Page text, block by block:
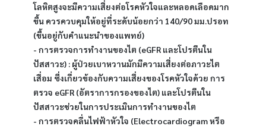
โลหิตสูงจะมีความเสี่ยงต่อโรคหัวใจและหลอดเลือดมาก
ขึ้น ควรควบคุมให้อยู่ที่ระดับน้อยกว่า 140/90 มม.ปรอท
(ขึ้นอยู่กับคำแนะนำของแพทย์)
- การตรวจการทำงานของไต (eGFR และโปรตีนใน
ปัสสาวะ) : ผู้ป่วยเบาหวานมักมีความเสี่ยงต่อภาวะไต
เสื่อม ซึ่งเกี่ยวข้องกับความเสี่ยงของโรคหัวใจด้วย การ
ตรวจ eGFR (อัตราการกรองของไต) และโปรตีนใน
ปัสสาวะช่วยในการประเมินการทำงานของไต
- การตรวจคลื่นไฟฟ้าหัวใจ (Electrocardiogram หรือ